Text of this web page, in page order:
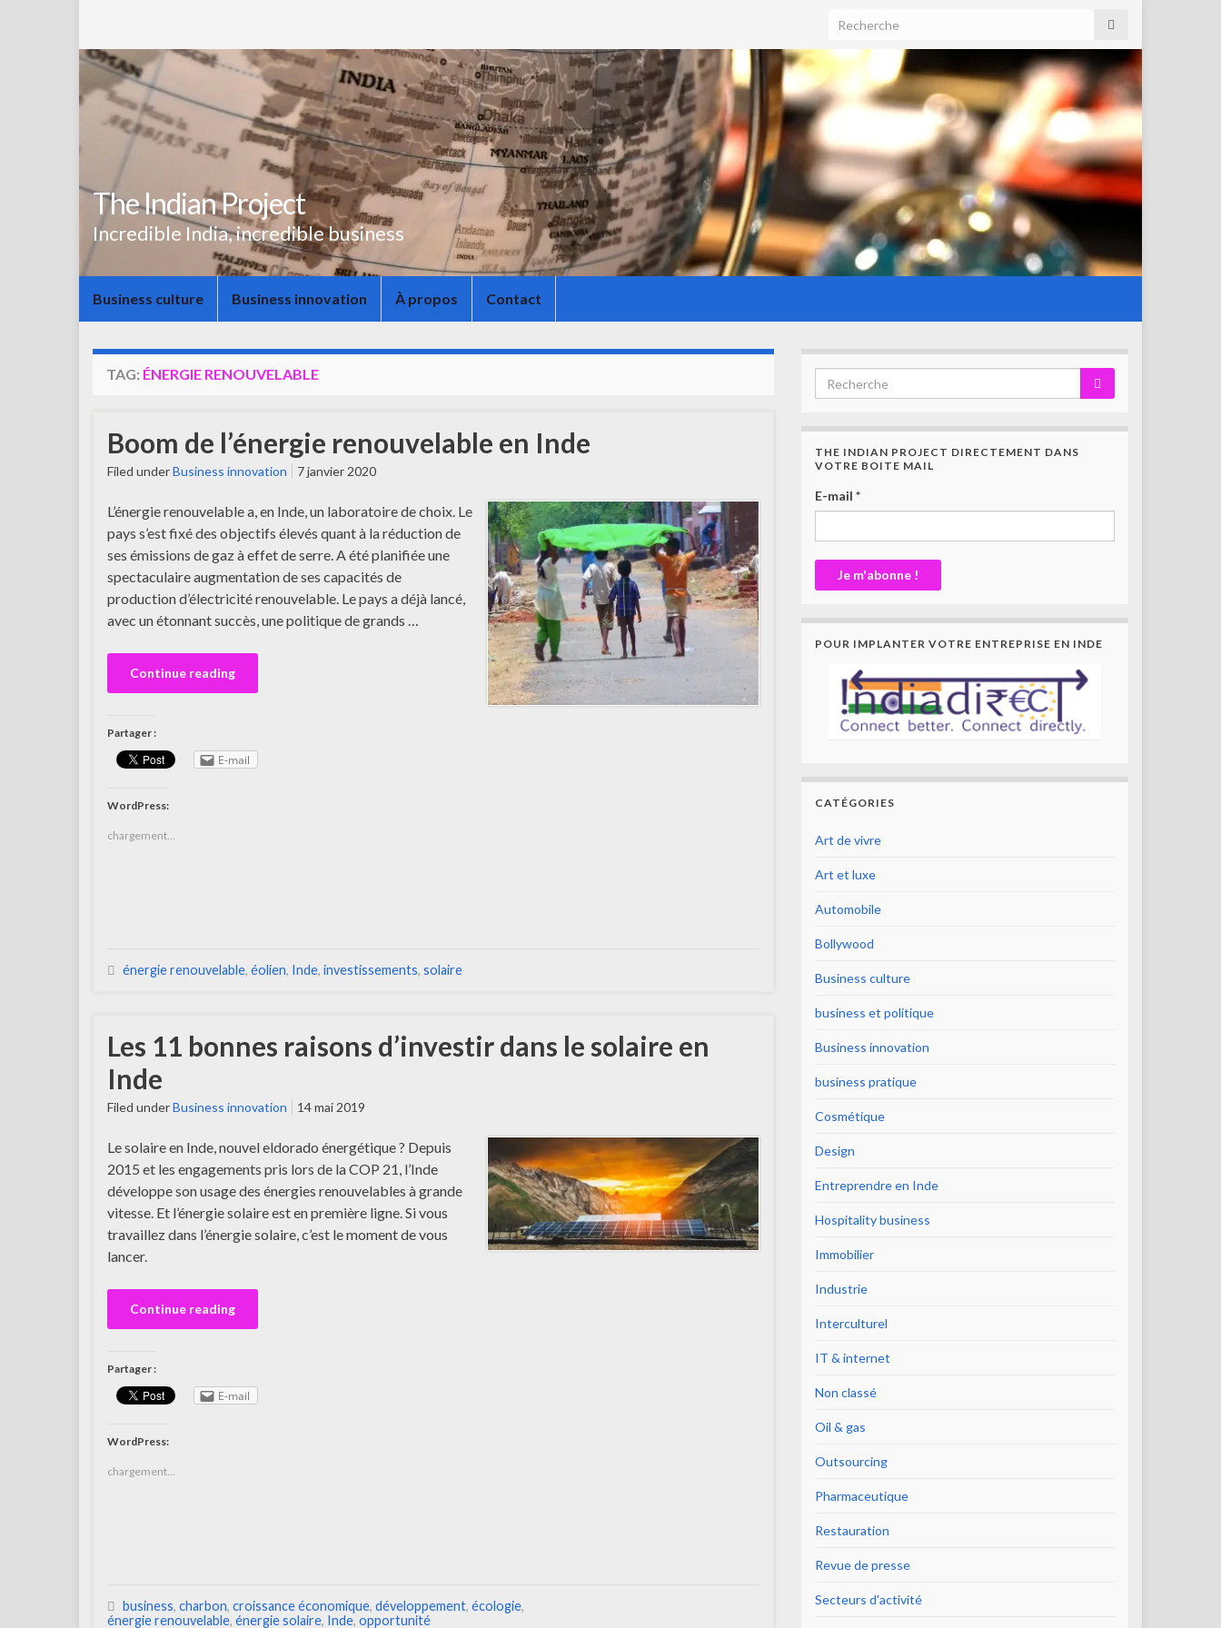
The Indian Project
Incredible India, incredible business
Business culture Business innovation À propos Contact
TAG: ÉNERGIE RENOUVELABLE
Boom de l’énergie renouvelable en Inde
Filed underBusiness innovation 7 janvier 2020
L’énergie renouvelable a, en Inde, un laboratoire de choix. Le
pays s’est fixé des objectifs élevés quant à la réduction de
ses émissions de gaz à effet de serre. A été planifiée une
spectaculaire augmentation de ses capacités de
production d’électricité renouvelable. Le pays a déjà lancé,
avec un étonnant succès, une politique de grands …
Continue reading
Partager :
E-mail
WordPress:
chargement…
énergie renouvelable, éolien, Inde, investissements, solaire
Les 11 bonnes raisons d’investir dans le solaire en
Inde
Filed underBusiness innovation 14 mai 2019
Le solaire en Inde, nouvel eldorado énergétique ? Depuis
2015 et les engagements pris lors de la COP 21, l’Inde
développe son usage des énergies renouvelables à grande
vitesse. Et l’énergie solaire est en première ligne. Si vous
travaillez dans l’énergie solaire, c’est le moment de vous
lancer.
Continue reading
Partager :
E-mail
WordPress:
chargement…
business, charbon, croissance économique, développement, écologie,
énergie renouvelable, énergie solaire, Inde, opportunité
THE INDIAN PROJECT DIRECTEMENT DANS
VOTRE BOITE MAIL
E-mail *
POUR IMPLANTER VOTRE ENTREPRISE EN INDE
CATÉGORIES
Art de vivre
Art et luxe
Automobile
Bollywood
Business culture
business et politique
Business innovation
business pratique
Cosmétique
Design
Entreprendre en Inde
Hospitality business
Immobilier
Industrie
Interculturel
IT & internet
Non classé
Oil & gas
Outsourcing
Pharmaceutique
Restauration
Revue de presse
Secteurs d'activité